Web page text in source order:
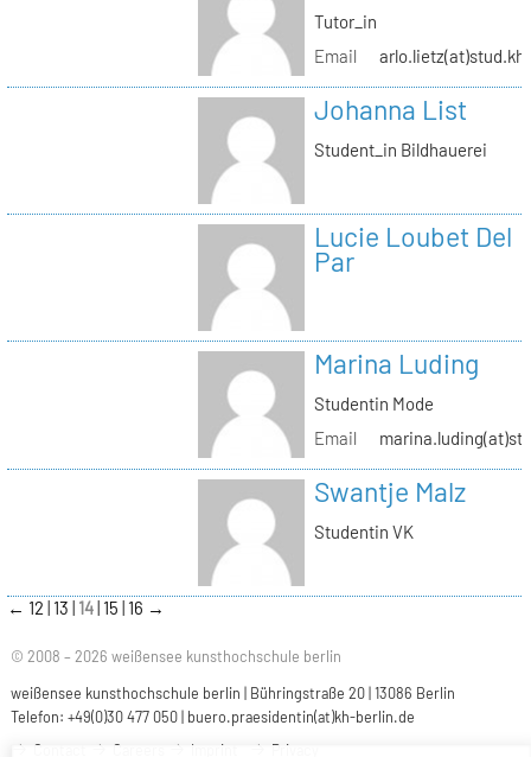
Tutor_in
Email
Johanna List
Student_in Bildhauerei
Lucie Loubet Del
Par
Marina Luding
Studentin Mode
Email
Swantje Malz
Studentin VK
← 12 13 14 15 16 →
© 2008 – 2026 weißensee kunsthochschule berlin
weißensee kunsthochschule berlin | Bühringstraße 20 | 13086 Berlin
Telefon: +49(0)30 477 050 | buero.praesidentin(at)kh-berlin.de
Contact
Careers Imprint Privacy